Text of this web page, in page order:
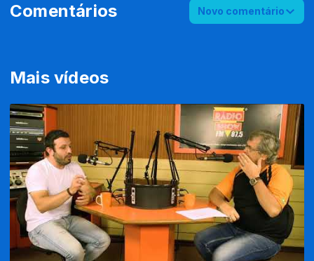
Mais vídeos
Comentários Novo comentário